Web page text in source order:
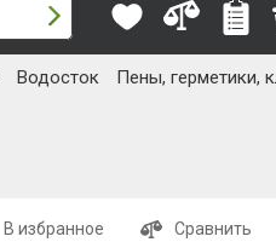
Водосток Пены, герметики,
В избранное Сравнить